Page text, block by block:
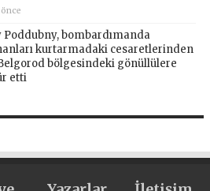
önce
Poddubny, bombardımanda
kurtarmadaki cesaretlerinden
bölgesindeki gönüllülere
etti